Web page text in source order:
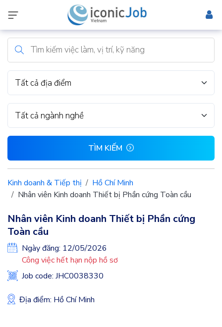
Tất cả địa điểm
Tất cả ngành nghề
TÌM KIẾM
Kinh doanh & Tiếp thị
Hồ Chí Minh
Nhân viên Kinh doanh Thiết bị Phần cứng Toàn cầu
Nhân viên Kinh doanh Thiết bị Phần cứng
Toàn cầu
Ngày đăng: 12/05/2026
Công việc hết hạn nộp hồ sơ
Job code: JHC0038330
Địa điểm: Hồ Chí Minh